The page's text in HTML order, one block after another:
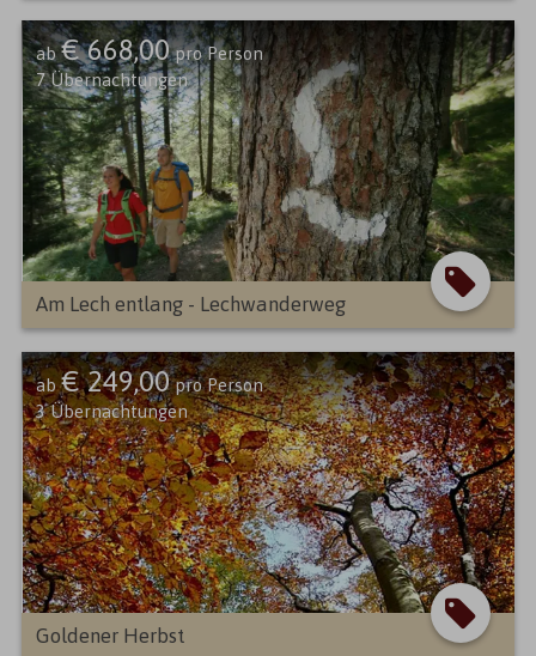
Am Lech entlang - Lechwanderweg
ab€ 668,00 pro Person
7 Übernachtungen
Goldener Herbst
ab€ 249,00 pro Person
3 Übernachtungen